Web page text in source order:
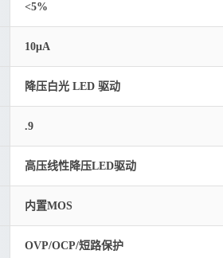
<5%
10μA
降压白光 LED 驱动
.9
高压线性降压LED驱动
内置MOS
OVP/OCP/短路保护